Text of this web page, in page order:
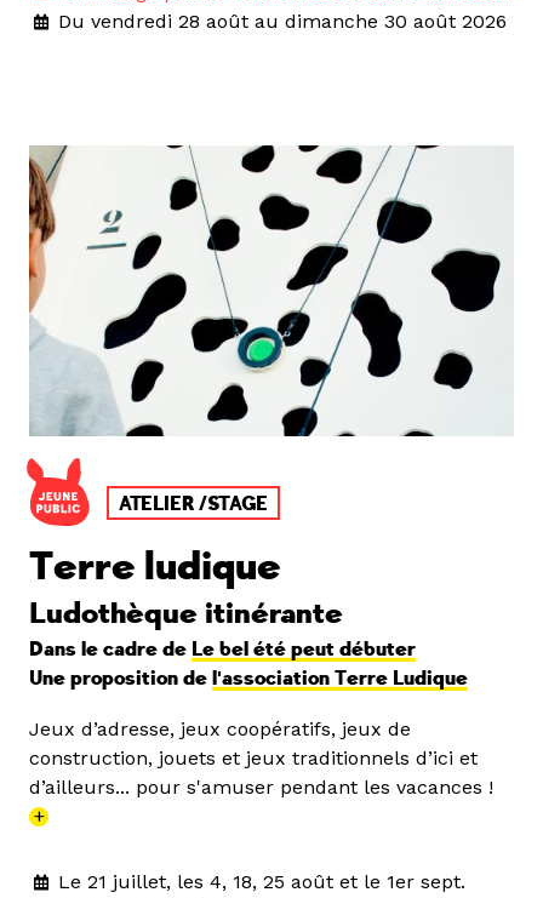
Du vendredi 28 août au dimanche 30 août 2026
ATELIER /STAGE
Terre ludique
Ludothèque itinérante
Dans le cadre de Le bel été peut débuter
Une proposition de l'association Terre Ludique
Jeux d’adresse, jeux coopératifs, jeux de
construction, jouets et jeux traditionnels d’ici et
d’ailleurs... pour s'amuser pendant les vacances !
+
Le 21 juillet, les 4, 18, 25 août et le 1er sept.